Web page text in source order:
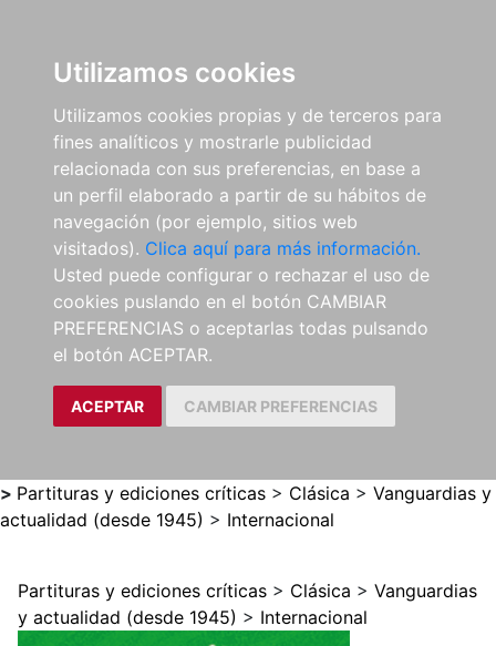
Utilizamos cookies
Utilizamos cookies propias y de terceros para
fines analíticos y mostrarle publicidad
relacionada con sus preferencias, en base a
un perfil elaborado a partir de su hábitos de
navegación (por ejemplo, sitios web
visitados). Clica aquí para más información.
Usted puede configurar o rechazar el uso de
cookies puslando en el botón CAMBIAR
PREFERENCIAS o aceptarlas todas pulsando
el botón ACEPTAR.
ACEPTAR CAMBIAR PREFERENCIAS
> Partituras y ediciones críticas > Clásica > Vanguardias y
actualidad (desde 1945) > Internacional
Partituras y ediciones críticas > Clásica > Vanguardias
y actualidad (desde 1945) > Internacional